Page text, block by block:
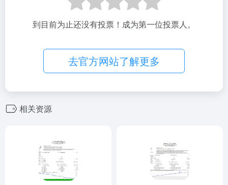
到目前为止还没有投票！成为第一位投票人。
去官方网站了解更多
相关资源